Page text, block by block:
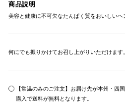
商品説明
美容と健康に不可欠なたんぱく質をおいしい
何にでも振りかけてお召し上がりいただけます
【常温のみのご注文】お届け先が本州・四
購入で送料が無料となります。